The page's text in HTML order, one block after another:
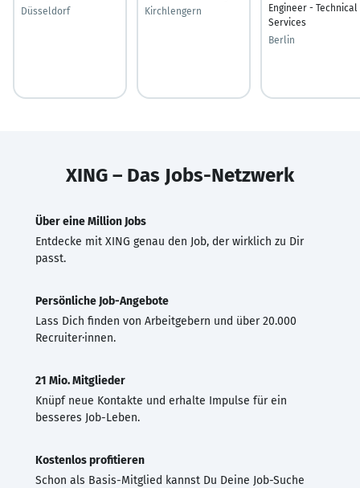
Düsseldorf
Kirchlengern
Engineer - Technical
Services
Berlin
XING – Das Jobs-Netzwerk
Über eine Million Jobs
Entdecke mit XING genau den Job, der wirklich zu Dir
passt.
Persönliche Job-Angebote
Lass Dich finden von Arbeitgebern und über 20.000
Recruiter·innen.
21 Mio. Mitglieder
Knüpf neue Kontakte und erhalte Impulse für ein
besseres Job-Leben.
Kostenlos profitieren
Schon als Basis-Mitglied kannst Du Deine Job-Suche